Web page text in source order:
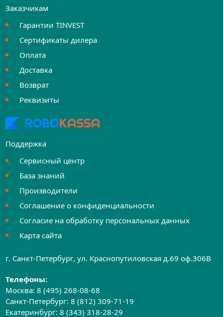
Заказчикам
Гарантии TINVEST
Сертификаты дилера
Оплата
Доставка
Возврат
Реквизиты
Поддержка
Сервисный центр
База знаний
Производители
Соглашение о конфиденциальности
Согласие на обработку персональных данных
Карта сайта
г. Санкт-Петербург, ул. Краснопутиловская д.69 оф.306B
Телефоны:
Москва:8 (495) 268-08-68
Санкт-Петербург:8 (812) 309-71-19
Екатеринбург:8 (343) 318-28-29